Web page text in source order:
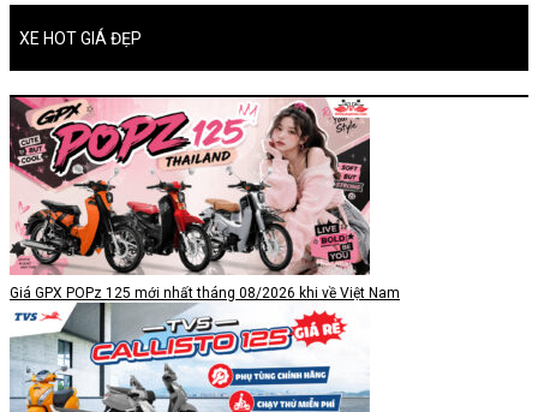
XE HOT GIÁ ĐẸP
Giá GPX POPz 125 mới nhất tháng 08/2026 khi về Việt Nam